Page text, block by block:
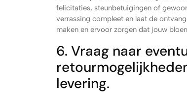
felicitaties, steunbetuigingen of
verrassing compleet en laat de
maken en ervoor zorgen dat jouw
6. Vraag naar
levering.